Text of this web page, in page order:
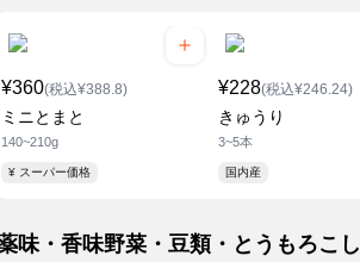
¥360(税込¥388.8)
ミニとまと
140~210g
¥ スーパー価格
¥228(税込¥246.24)
きゅうり
3~5本
国内産
薬味・香味野菜・豆類・とうもろこし